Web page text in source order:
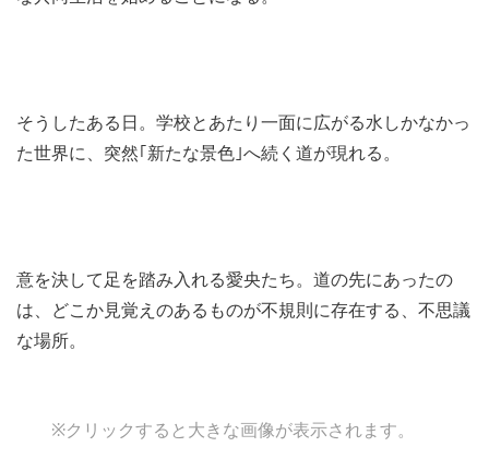
そうしたある日。学校とあたり一面に広がる水しかなかっ
た世界に、突然｢新たな景色｣へ続く道が現れる。
意を決して足を踏み入れる愛央たち。道の先にあったの
は、どこか見覚えのあるものが不規則に存在する、不思議
な場所。
※クリックすると大きな画像が表示されます。